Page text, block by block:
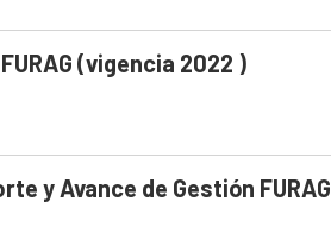
(vigencia 2022 )
y Avance de Gestión FURAG